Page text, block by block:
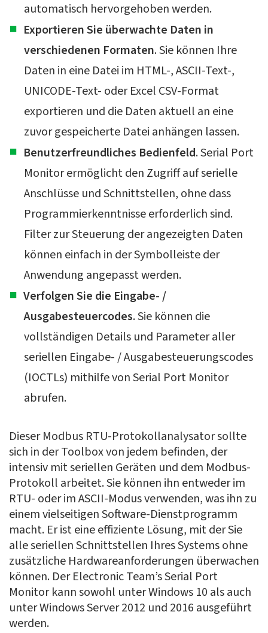
automatisch hervorgehoben werden.
Exportieren Sie überwachte Daten in
verschiedenen Formaten. Sie können Ihre
Daten in eine Datei im HTML-, ASCII-Text-,
UNICODE-Text- oder Excel CSV-Format
exportieren und die Daten aktuell an eine
zuvor gespeicherte Datei anhängen lassen.
Benutzerfreundliches Bedienfeld. Serial Port
Monitor ermöglicht den Zugriff auf serielle
Anschlüsse und Schnittstellen, ohne dass
Programmierkenntnisse erforderlich sind.
Filter zur Steuerung der angezeigten Daten
können einfach in der Symbolleiste der
Anwendung angepasst werden.
Verfolgen Sie die Eingabe- /
Ausgabesteuercodes. Sie können die
vollständigen Details und Parameter aller
seriellen Eingabe- / Ausgabesteuerungscodes
(IOCTLs) mithilfe von Serial Port Monitor
abrufen.
Dieser Modbus RTU-Protokollanalysator sollte
sich in der Toolbox von jedem befinden, der
intensiv mit seriellen Geräten und dem Modbus-
Protokoll arbeitet. Sie können ihn entweder im
RTU- oder im ASCII-Modus verwenden, was ihn zu
einem vielseitigen Software-Dienstprogramm
macht. Er ist eine effiziente Lösung, mit der Sie
alle seriellen Schnittstellen Ihres Systems ohne
zusätzliche Hardwareanforderungen überwachen
können. Der Electronic Team’s Serial Port
Monitor kann sowohl unter Windows 10 als auch
unter Windows Server 2012 und 2016 ausgeführt
werden.